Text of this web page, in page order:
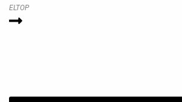
ELTOP